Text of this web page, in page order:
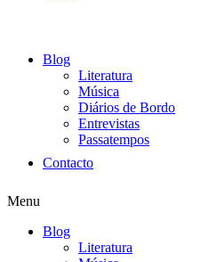
Blog
Literatura
Música
Diários de Bordo
Entrevistas
Passatempos
Contacto
Menu
Blog
Literatura